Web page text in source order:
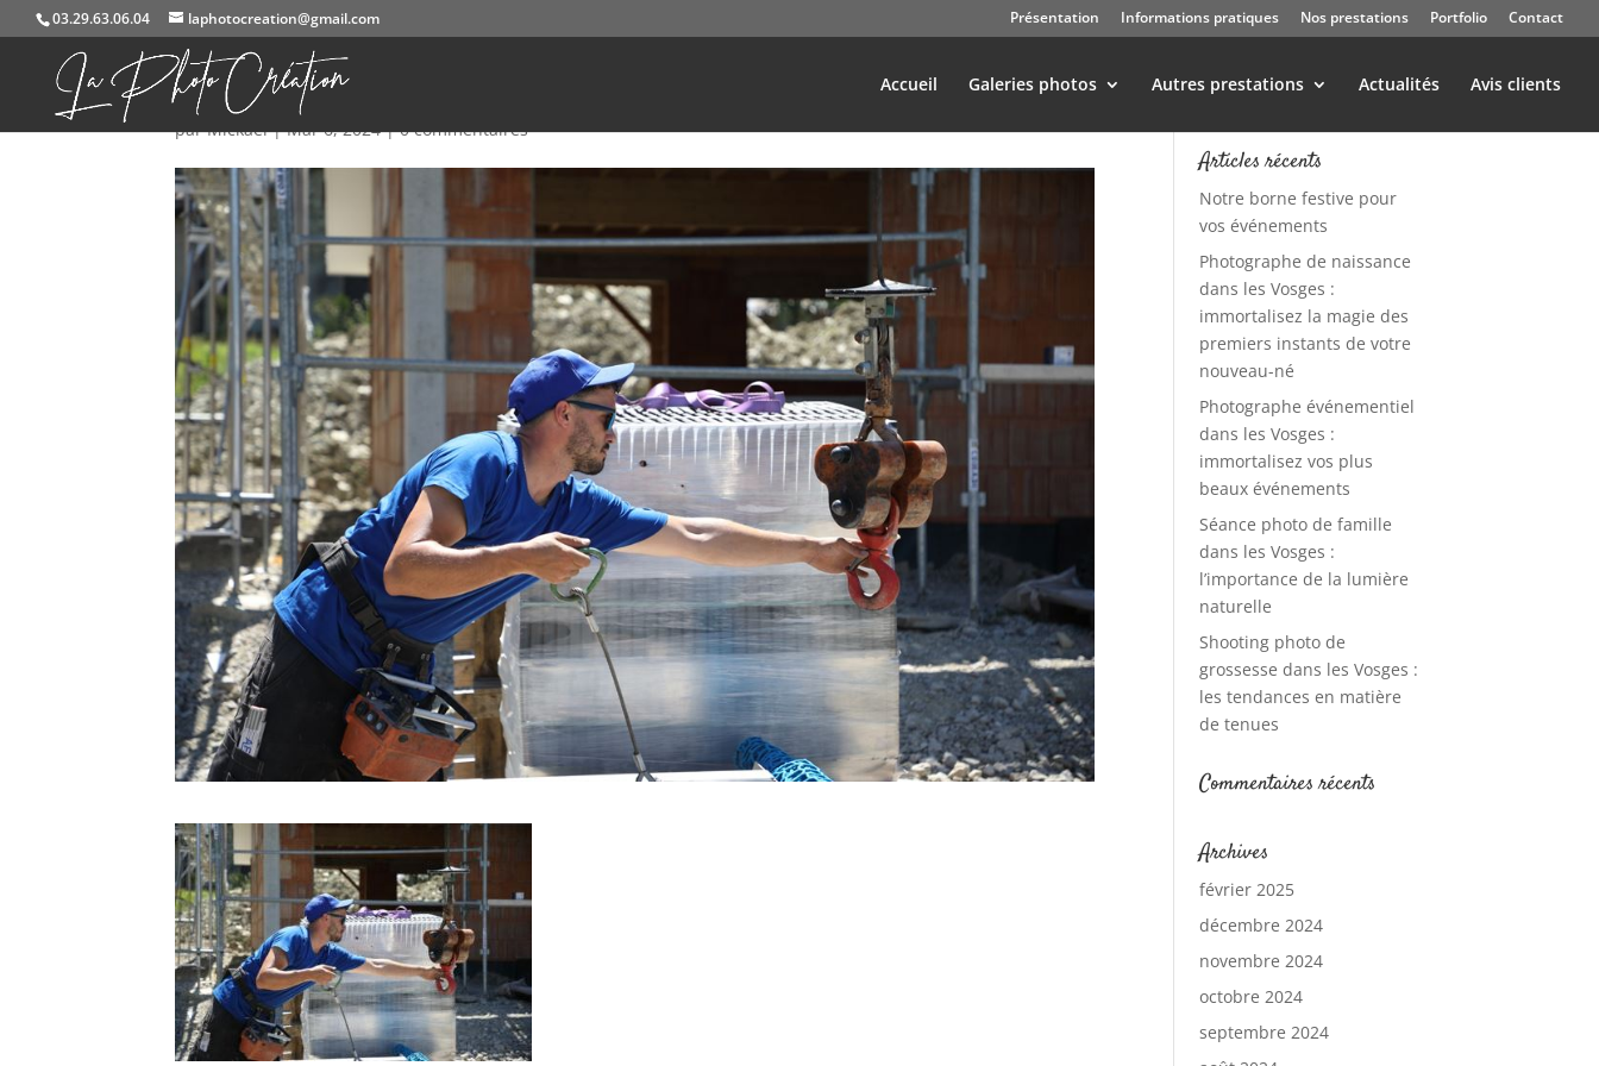
03.29.63.06.04 laphotocreation@gmail.com Présentation Informations pratiques Nos prestations Portfolio Contact
Accueil Galeries photos Autres prestations Actualités Avis clients
584A0795
parMickael|Mar 6, 2024|0 commentaires
Articles récents
Notre borne festive pour
vos événements
Photographe de naissance
dans les Vosges :
immortalisez la magie des
premiers instants de votre
nouveau-né
Photographe événementiel
dans les Vosges :
immortalisez vos plus
beaux événements
Séance photo de famille
dans les Vosges :
l’importance de la lumière
naturelle
Shooting photo de
grossesse dans les Vosges :
les tendances en matière
de tenues
Commentaires récents
Archives
février 2025
décembre 2024
novembre 2024
octobre 2024
septembre 2024